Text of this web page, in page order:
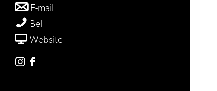
Museum
Leids
E-mail
het
Bel
het
Websitevan
Instagram
Facebook